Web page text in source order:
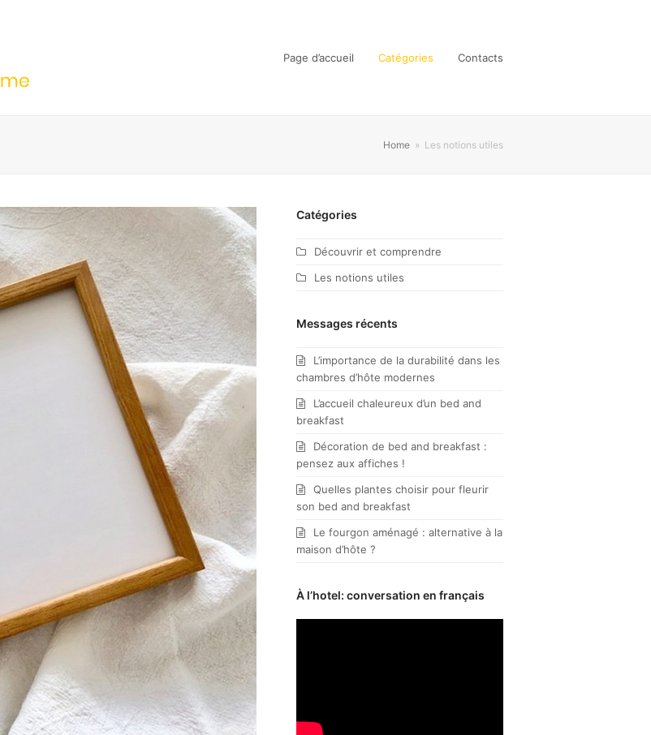
Page d’accueil Catégories Contacts
Home » Les notions utiles
Catégories
Découvrir et comprendre
Les notions utiles
Messages récents
L’importance de la durabilité dans les
chambres d’hôte modernes
L’accueil chaleureux d’un bed and
breakfast
Décoration de bed and breakfast :
pensez aux affiches !
Quelles plantes choisir pour fleurir
son bed and breakfast
Le fourgon aménagé : alternative à la
maison d’hôte ?
À l’hotel: conversation en français